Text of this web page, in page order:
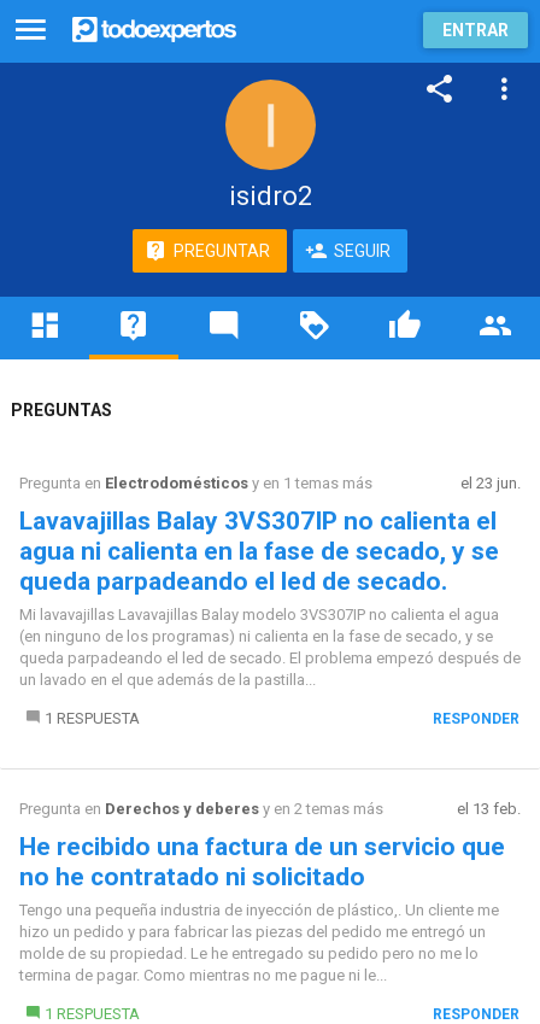
ENTRAR
isidro2
PREGUNTAR SEGUIR
PREGUNTAS
Pregunta en Electrodomésticosy en 1 temas más el 23 jun.
Lavavajillas Balay 3VS307IP no calienta el
agua ni calienta en la fase de secado, y se
queda parpadeando el led de secado.
Mi lavavajillas Lavavajillas Balay modelo 3VS307IP no calienta el agua
(en ninguno de los programas) ni calienta en la fase de secado, y se
queda parpadeando el led de secado. El problema empezó después de
un lavado en el que además de la pastilla...
1 RESPUESTA RESPONDER
Pregunta en Derechos y deberesy en 2 temas más el 13 feb.
He recibido una factura de un servicio que
no he contratado ni solicitado
Tengo una pequeña industria de inyección de plástico,. Un cliente me
hizo un pedido y para fabricar las piezas del pedido me entregó un
molde de su propiedad. Le he entregado su pedido pero no me lo
termina de pagar. Como mientras no me pague ni le...
1 RESPUESTA RESPONDER